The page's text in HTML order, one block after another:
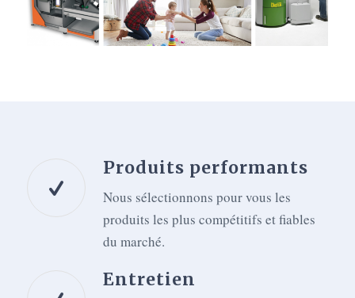
Produits performants
Nous sélectionnons pour vous les
produits les plus compétitifs et fiables
du marché.
Entretien